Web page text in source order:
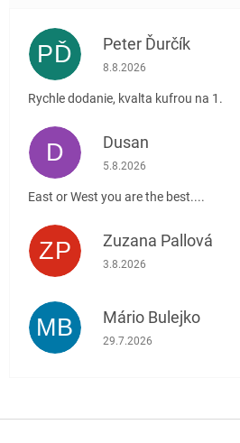
PĎ Peter Ďurčík
Hodnotenie obchodu je 5
8.8.2026
Rychle dodanie, kvalta kufrou na 1.
D Dusan
Hodnotenie obchodu je 5
5.8.2026
East or West you are the best....
ZP Zuzana Pallová
Hodnotenie obchodu je 5
3.8.2026
MB Mário Bulejko
Hodnotenie obchodu je 5
29.7.2026